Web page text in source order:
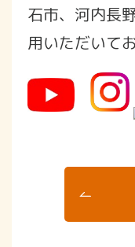
石市、河内長
用いただいて